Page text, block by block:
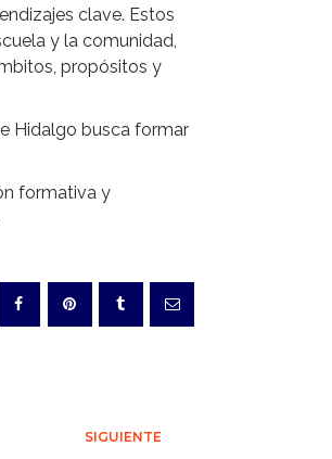
clave. Estos
y la comunidad,
propósitos y
Hidalgo busca formar
formativa y
SIGUIENTE